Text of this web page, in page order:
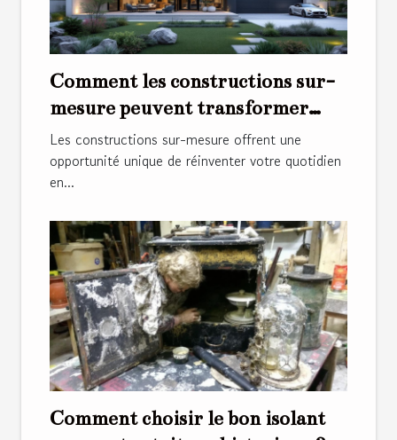
Comment les constructions sur-
mesure peuvent transformer
votre style de vie ?
Les constructions sur-mesure offrent une
opportunité unique de réinventer votre quotidien
en...
Comment choisir le bon isolant